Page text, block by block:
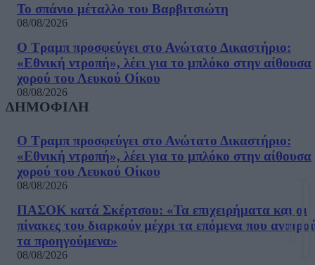
Το σπάνιο μέταλλο του Βαρβιτσιώτη
08/08/2026
Ο Τραμπ προσφεύγει στο Ανώτατο Δικαστήριο:
«Εθνική ντροπή», λέει για το μπλόκο στην αίθουσα
χορού του Λευκού Οίκου
08/08/2026
ΔΗΜΟΦΙΛΗ
Ο Τραμπ προσφεύγει στο Ανώτατο Δικαστήριο:
«Εθνική ντροπή», λέει για το μπλόκο στην αίθουσα
χορού του Λευκού Οίκου
08/08/2026
ΠΑΣΟΚ κατά Σκέρτσου: «Τα επιχειρήματα και οι
πίνακες του διαρκούν μέχρι τα επόμενα που
τα προηγούμενα»
08/08/2026